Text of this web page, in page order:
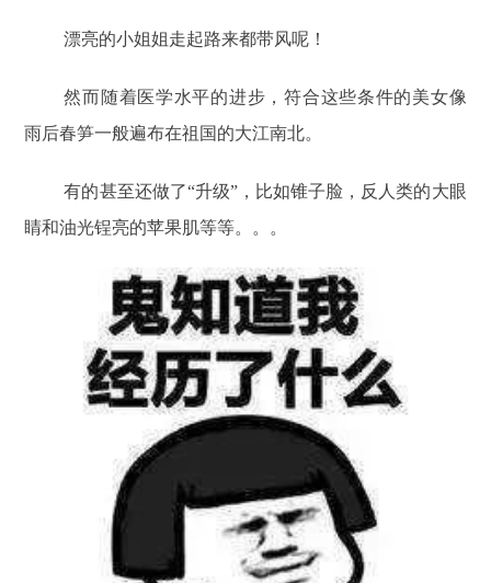
漂亮的小姐姐走起路来都带风呢！
然而随着医学水平的进步，符合这些条件的美女像
雨后春笋一般遍布在祖国的大江南北。
有的甚至还做了“升级”，比如锥子脸，反人类的大眼
睛和油光锃亮的苹果肌等等。。。